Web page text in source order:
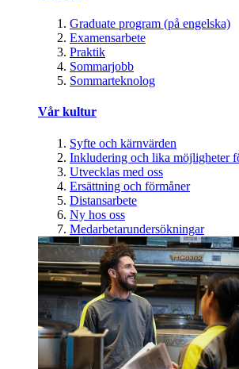
Graduate program (på engelska)
Examensarbete
Praktik
Sommarjobb
Sommarteknolog
Vår kultur
Syfte och kärnvärden
Inkludering och lika möjligheter
Utvecklas med oss
Ersättning och förmåner
Distansarbete
Ny hos oss
Medarbetarundersökningar